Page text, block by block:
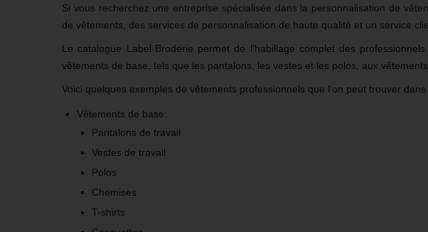
Si vous recherchez une entreprise spécialisée dans la personnalisation de
de vêtements, des services de personnalisation de haute qualité et un service
Le catalogue Label-Broderie permet de l'habillage complet des
vêtements de base, tels que les pantalons, les vestes et les polos, aux
Voici quelques exemples de vêtements professionnels que l'on peut trouver
Vêtements de base:
Pantalons de travail
Vestes de travail
Polos
Chemises
T-shirts